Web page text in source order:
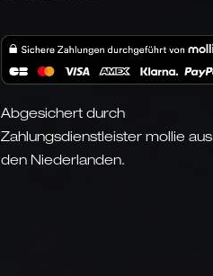
Abgesichert durch
Zahlungsdienstleister mollie aus
den Niederlanden.